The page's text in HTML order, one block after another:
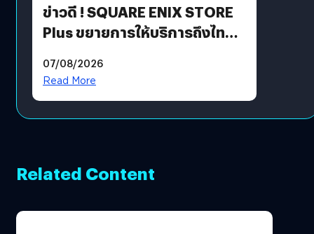
ข่าวดี ! SQUARE ENIX STORE
Plus ขยายการให้บริการถึงไทย
โดยตรง
07/08/2026
Read More
Related Content